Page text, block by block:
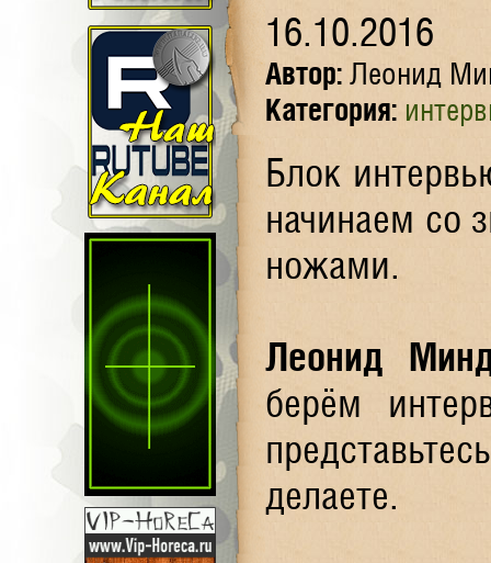
16.10.2016
Автор: Леонид
Категория:
Блок
начинаем со
ножами.
Леонид
берём
делаете.